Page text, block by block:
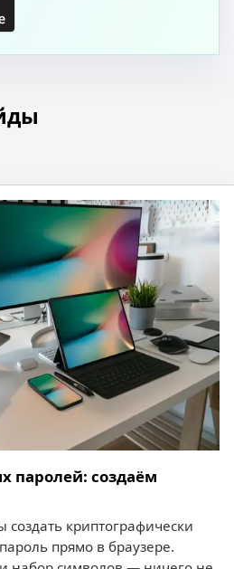
паролей: создаём
создать криптографически
прямо в браузере.